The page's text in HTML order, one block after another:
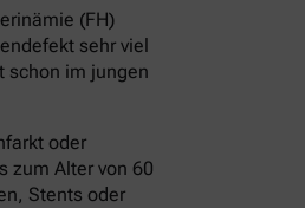
(FH)
sehr viel
schon im jungen
oder
zum Alter von 60
Stents oder